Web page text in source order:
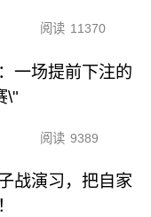
阅读 11370
一场提前下注的
\"
阅读 9389
战演习，把自家